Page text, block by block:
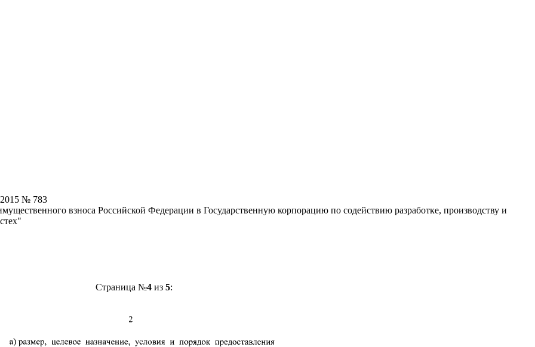
№ 783
взноса Российской Федерации в Государственную корпорацию по содействию разработке, производству и
Страница №4из 5: